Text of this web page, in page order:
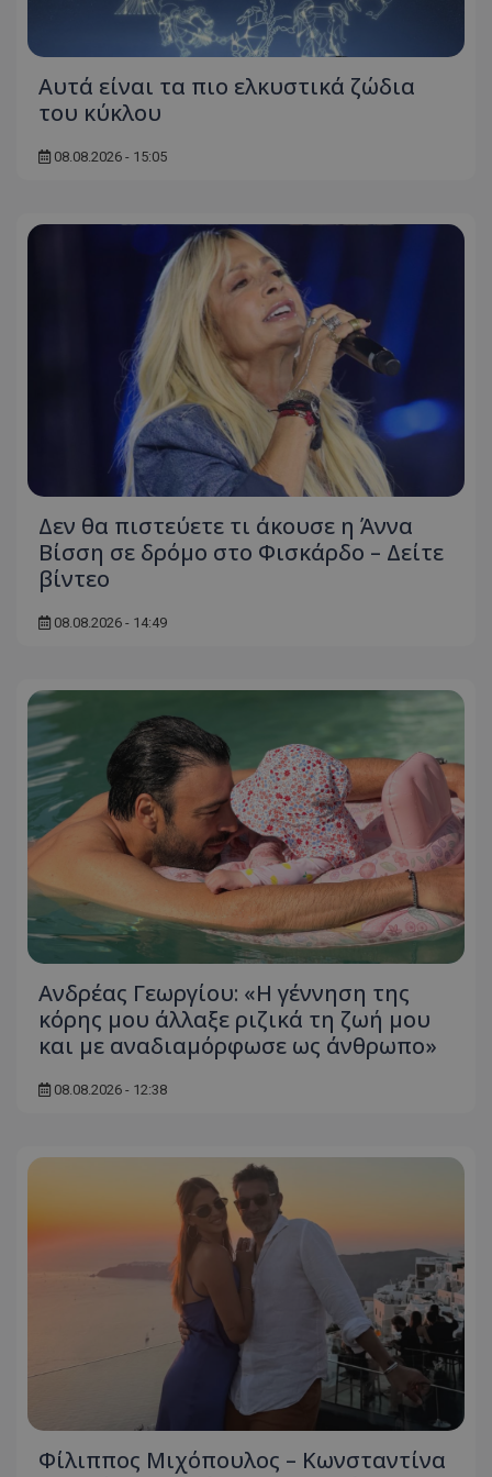
Αυτά είναι τα πιο ελκυστικά ζώδια
του κύκλου
08.08.2026 - 15:05
Δεν θα πιστεύετε τι άκουσε η Άννα
Βίσση σε δρόμο στο Φισκάρδο – Δείτε
βίντεο
08.08.2026 - 14:49
Ανδρέας Γεωργίου: «Η γέννηση της
κόρης μου άλλαξε ριζικά τη ζωή μου
και με αναδιαμόρφωσε ως άνθρωπο»
08.08.2026 - 12:38
Φίλιππος Μιχόπουλος – Κωνσταντίνα